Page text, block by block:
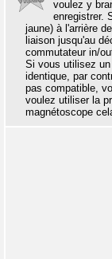
voulez y
enregistrer.
jaune) à l'arrière
liaison jusqu'au
commutateur in/
Si vous utilisez
identique, par
pas compatible,
voulez utiliser la
magnétoscope